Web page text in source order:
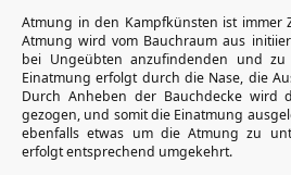
Atmung in den Kampfkünsten ist immer
Atmung wird vom Bauchraum aus
bei Ungeübten anzufindenden und
Einatmung erfolgt durch die Nase, die
Durch Anheben der Bauchdecke wird
gezogen, und somit die Einatmung
ebenfalls etwas um die Atmung zu
erfolgt entsprechend umgekehrt.